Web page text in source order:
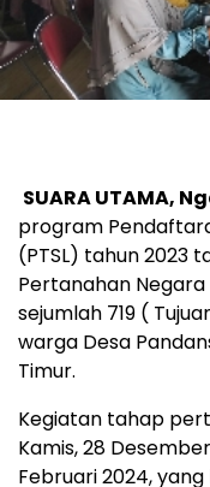
SUARA UTAMA,
program
(PTSL) tahun 2023
Pertanahan
sejumlah 719 (
warga Desa
Timur.
Kegiatan tahap
Kamis, 28
Februari 2024,